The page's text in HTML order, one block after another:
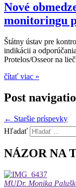
Nové
monitoringu
Štátny ústav pre
indikácii a
Protelos/Osseor na
čítať viac »
Post
← Staršie príspevky
Hľadať
NÁZOR NA
MUDr. Monika